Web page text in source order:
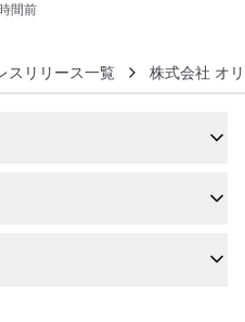
間前
スリリース一覧 株式会社 オ